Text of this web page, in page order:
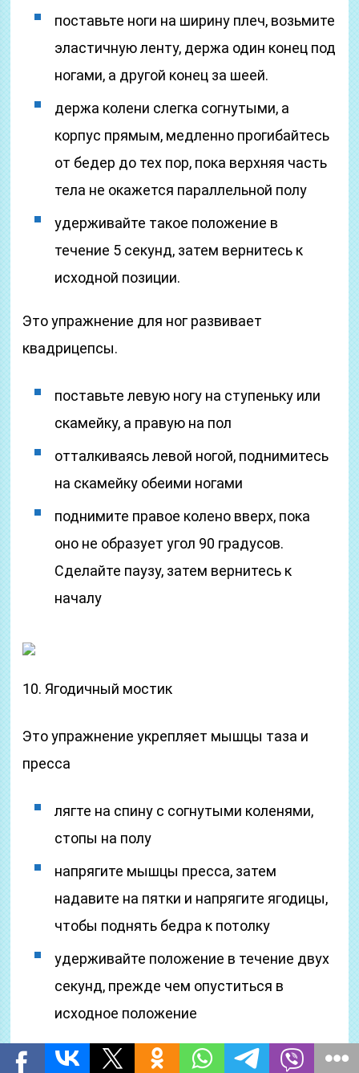
поставьте ноги на ширину плеч, возьмите
эластичную ленту, держа один конец под
ногами, а другой конец за шеей.
держа колени слегка согнутыми, а
корпус прямым, медленно прогибайтесь
от бедер до тех пор, пока верхняя часть
тела не окажется параллельной полу
удерживайте такое положение в
течение 5 секунд, затем вернитесь к
исходной позиции.
Это упражнение для ног развивает
квадрицепсы.
поставьте левую ногу на ступеньку или
скамейку, а правую на пол
отталкиваясь левой ногой, поднимитесь
на скамейку обеими ногами
поднимите правое колено вверх, пока
оно не образует угол 90 градусов.
Сделайте паузу, затем вернитесь к
началу
10. Ягодичный мостик
Это упражнение укрепляет мышцы таза и
пресса
лягте на спину с согнутыми коленями,
стопы на полу
напрягите мышцы пресса, затем
надавите на пятки и напрягите ягодицы,
чтобы поднять бедра к потолку
удерживайте положение в течение двух
секунд, прежде чем опуститься в
исходное положение
11. Присед у стены